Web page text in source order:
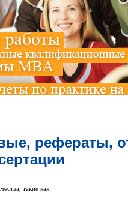
рефераты,
такие как: